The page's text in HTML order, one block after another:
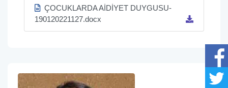
ÇOCUKLARDA AİDİYET DUYGUSU-
190120221127.docx